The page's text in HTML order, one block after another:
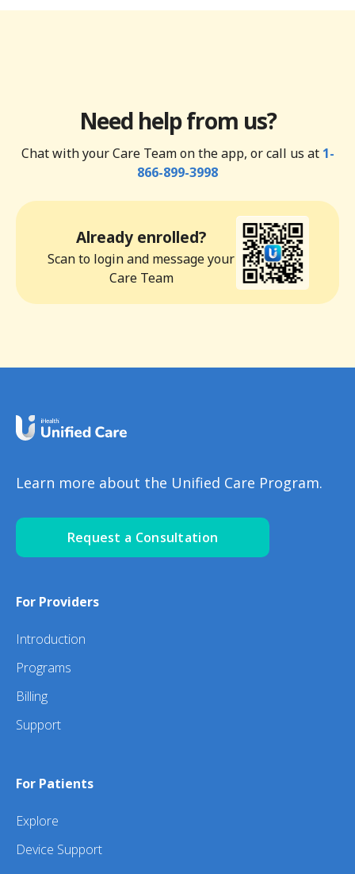
Need help from us?
Chat with your Care Team on the app, or call us at 1-
866-899-3998
Already enrolled?
Scan to login and message your
Care Team
Learn more about the Unified Care Program.
Request a Consultation
For Providers
Introduction
Programs
Billing
Support
For Patients
Explore
Device Support